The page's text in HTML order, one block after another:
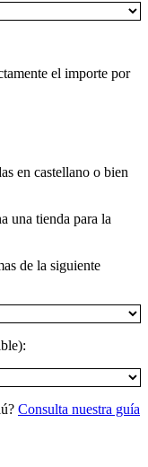
el importe por
en castellano o bien
una tienda para la
de la siguiente
Consulta nuestra guía